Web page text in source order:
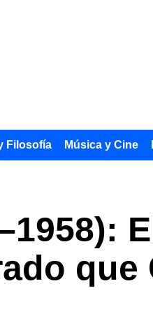
Filosofía Música y Cine